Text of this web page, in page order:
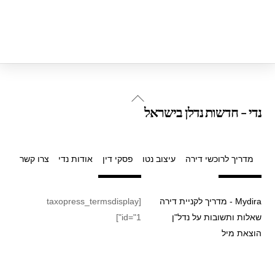
Back
נדי - חדשות נדלן בישראל
מדריך לרוכשי דירה עיצוב נטו פסקי דין אודות נדי צרו קשר
Mydira - מדריך לקניית דירה
שאלות ותשובות על נדל"ן
הוצאת מיל
[taxopress_termsdisplay
id="1"]